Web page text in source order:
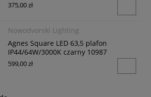
375,00 zł
Nowodvorski Lighting
Agnes Square LED 63,5 plafon
IP44/64W/3000K czarny 10987
599,00 zł